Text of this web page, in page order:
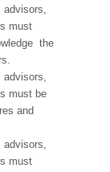
advisors,
must
the
advisors,
must be
and
advisors,
must